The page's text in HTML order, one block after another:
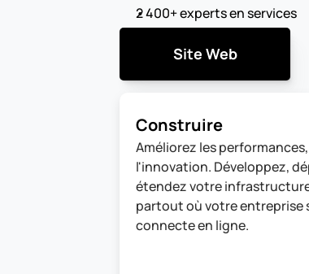
2 400+ experts en services
Site Web
Construire
Améliorez les
l'innovation. Développez,
étendez votre
partout où votre entreprise
connecte en ligne.